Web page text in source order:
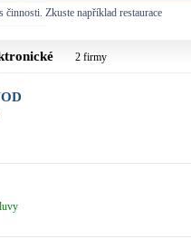
činnosti. Zkuste například restaurace
2 firmy